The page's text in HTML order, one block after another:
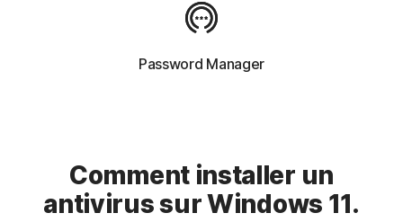
Password Manager
Comment installer un
antivirus sur Windows 11.